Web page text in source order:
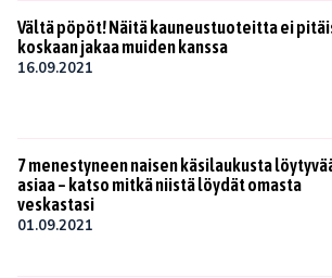
Vältä pöpöt! Näitä kauneustuoteitta ei
koskaan jakaa muiden kanssa
16.09.2021
7 menestyneen naisen käsilaukusta
asiaa – katso mitkä niistä löydät omasta
veskastasi
01.09.2021